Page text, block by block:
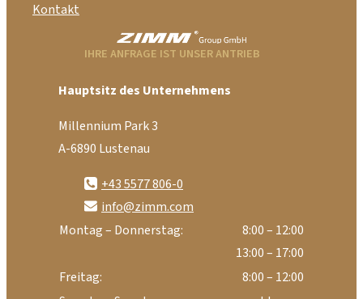
Kontakt
IHRE ANFRAGE IST UNSER ANTRIEB
Hauptsitz des Unternehmens
Millennium Park 3
A-6890 Lustenau
+43 5577 806-0
info@zimm.com
Montag – Donnerstag:
8:00 – 12:00
13:00 – 17:00
Freitag:
8:00 – 12:00